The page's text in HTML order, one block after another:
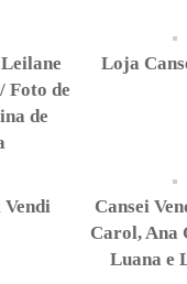
Foto de
de
Loja
Cansei
Carol, Ana
Luana e